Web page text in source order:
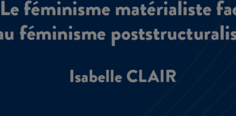
la
vidéo